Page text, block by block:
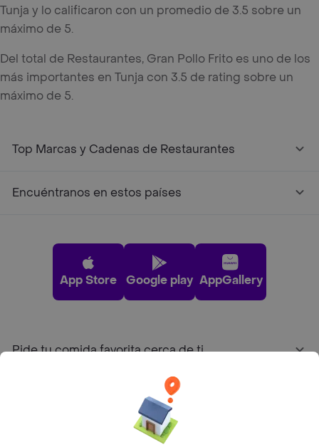
Tunja y lo calificaron con un promedio de 3.5 sobre un
máximo de 5.
Del total de Restaurantes, Gran Pollo Frito es uno de los
más importantes en Tunja con 3.5 de rating sobre un
máximo de 5.
Top Marcas y Cadenas de Restaurantes
Encuéntranos en estos países
App Store Google play AppGallery
Pide tu comida favorita cerca de ti